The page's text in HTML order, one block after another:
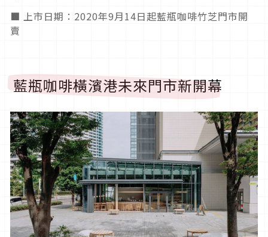
■ 上市日期：2020年9月14日起藍瓶咖啡竹芝門市開
賣
藍瓶咖啡橫濱港未來門市新開幕